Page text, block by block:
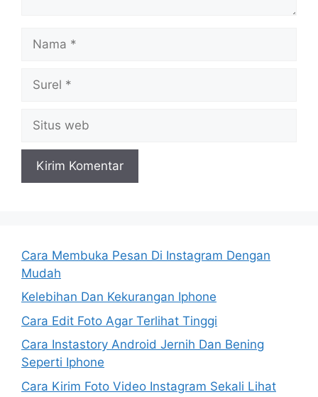
web
Cara Membuka Pesan Di Instagram Dengan
Mudah
Kelebihan Dan Kekurangan Iphone
Cara Edit Foto Agar Terlihat Tinggi
Cara Instastory Android Jernih Dan Bening
Seperti Iphone
Cara Kirim Foto Video Instagram Sekali Lihat